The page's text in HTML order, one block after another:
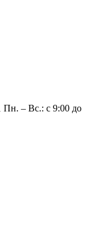
Пн. – Вс.: с 9:00 до